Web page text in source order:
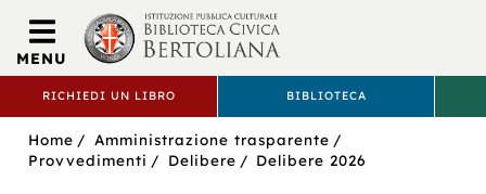
BIBLIOTECA
CIVICA
RICHIEDI UN LIBRO BIBLIOTECA
MENU
Bertoliana
Sei
in:
Home
Amministrazione trasparente
Provvedimenti
Delibere Delibere 2026